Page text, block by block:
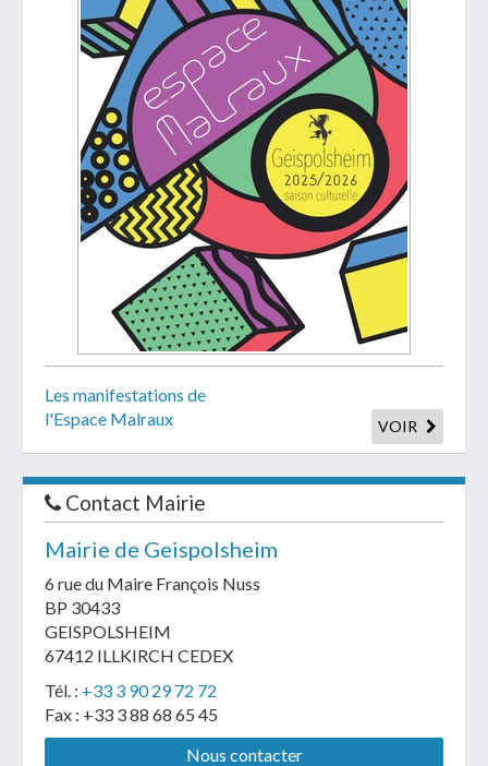
Les manifestations de
l'Espace Malraux
VOIR
Contact Mairie
Mairie de Geispolsheim
6 rue du Maire François Nuss
BP 30433
GEISPOLSHEIM
67412 ILLKIRCH CEDEX
Tél. : +33 3 90 29 72 72
Fax : +33 3 88 68 65 45
Nous contacter